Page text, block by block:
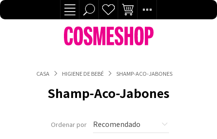
CASA HIGIENE DE BEBÉ SHAMP-ACO-JABONES
Shamp-Aco-Jabones
Ordenar por